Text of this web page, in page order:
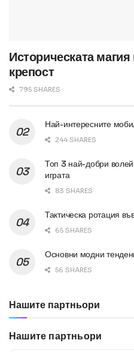
Историческата
крепост
795 SHARES
Най-интересните
244 SHARES
Топ 3 най-добри
играта
83 SHARES
Тактическа ротация
65 SHARES
Основни модни
56 SHARES
Нашите партньори
Нашите партньори